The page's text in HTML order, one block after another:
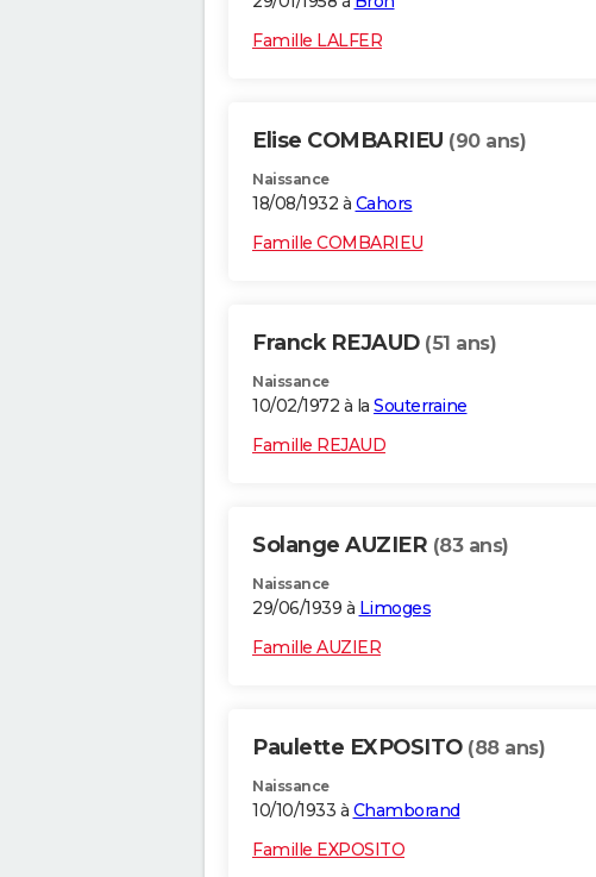
Famille LALFER
Elise COMBARIEU (90 ans)
Naissance
18/08/1932 à Cahors
Famille COMBARIEU
Franck REJAUD (51 ans)
Naissance
10/02/1972 à la Souterraine
Famille REJAUD
Solange AUZIER (83 ans)
Naissance
29/06/1939 à Limoges
Famille AUZIER
Paulette EXPOSITO (88 ans)
Naissance
10/10/1933 à Chamborand
Famille EXPOSITO